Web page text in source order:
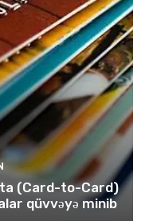
(Card-to-Card)
qüvvəyə minib